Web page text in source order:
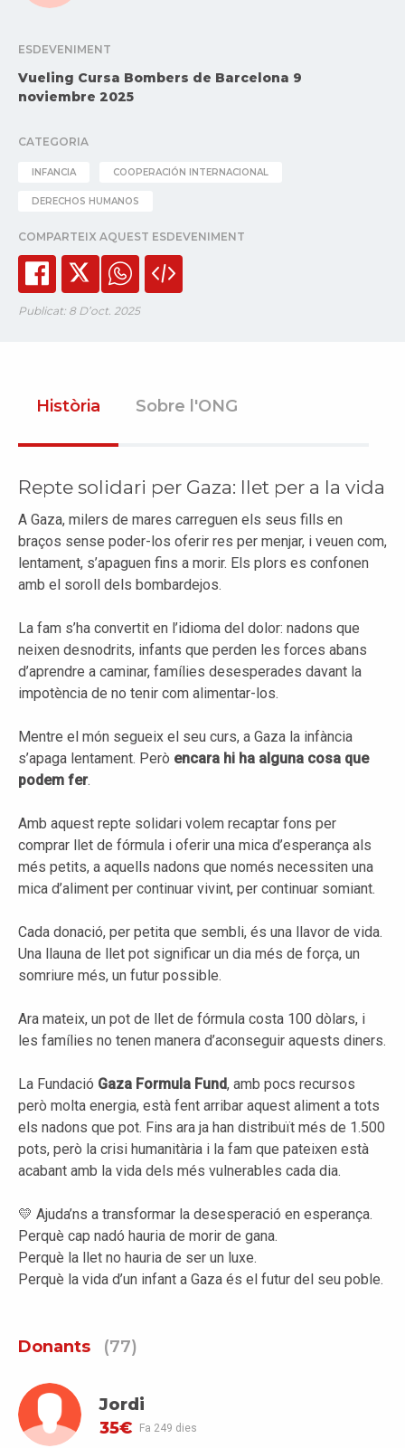
ESDEVENIMENT
Vueling Cursa Bombers de Barcelona 9
noviembre 2025
CATEGORIA
INFANCIA COOPERACIÓN INTERNACIONAL
DERECHOS HUMANOS
COMPARTEIX AQUEST ESDEVENIMENT
Publicat: 8 D’oct. 2025
Història Sobre l'ONG
Repte solidari per Gaza: llet per a la vida
A Gaza, milers de mares carreguen els seus fills en
braços sense poder-los oferir res per menjar, i veuen com,
lentament, s’apaguen fins a morir. Els plors es confonen
amb el soroll dels bombardejos.
La fam s’ha convertit en l’idioma del dolor: nadons que
neixen desnodrits, infants que perden les forces abans
d’aprendre a caminar, famílies desesperades davant la
impotència de no tenir com alimentar-los.
Mentre el món segueix el seu curs, a Gaza la infància
s’apaga lentament. Però encara hi ha alguna cosa que
podem fer.
Amb aquest repte solidari volem recaptar fons per
comprar llet de fórmula i oferir una mica d’esperança als
més petits, a aquells nadons que només necessiten una
mica d’aliment per continuar vivint, per continuar somiant.
Cada donació, per petita que sembli, és una llavor de vida.
Una llauna de llet pot significar un dia més de força, un
somriure més, un futur possible.
Ara mateix, un pot de llet de fórmula costa 100 dòlars, i
les famílies no tenen manera d’aconseguir aquests diners.
La Fundació Gaza Formula Fund, amb pocs recursos
però molta energia, està fent arribar aquest aliment a tots
els nadons que pot. Fins ara ja han distribuït més de 1.500
pots, però la crisi humanitària i la fam que pateixen està
acabant amb la vida dels més vulnerables cada dia.
💛 Ajuda’ns a transformar la desesperació en esperança.
Perquè cap nadó hauria de morir de gana.
Perquè la llet no hauria de ser un luxe.
Perquè la vida d’un infant a Gaza és el futur del seu poble.
Donants (77)
Jordi
35€
Fa 249 dies